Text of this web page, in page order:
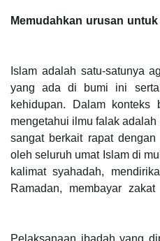
Memudahkan urusan
Islam adalah satu-satunya
yang ada di bumi ini
kehidupan. Dalam konteks
mengetahui ilmu falak
sangat berkait rapat
oleh seluruh umat Islam di
kalimat syahadah,
Ramadan, membayar
Pelaksanaan ibadah yang